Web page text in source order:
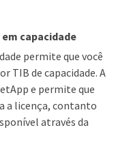
capacidade
permite que você
TIB de capacidade. A
e permite que
a licença, contanto
através da